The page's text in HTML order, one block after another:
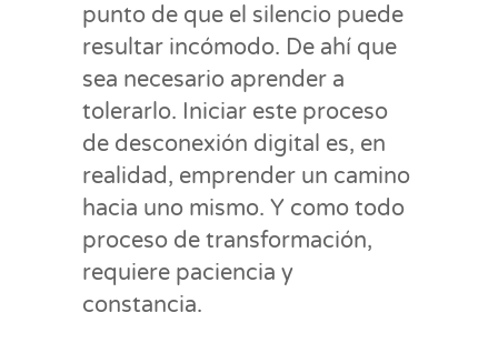
punto de que el silencio puede
resultar incómodo. De ahí que
sea necesario aprender a
tolerarlo. Iniciar este proceso
de desconexión digital es, en
realidad, emprender un camino
hacia uno mismo. Y como todo
proceso de transformación,
requiere paciencia y
constancia.